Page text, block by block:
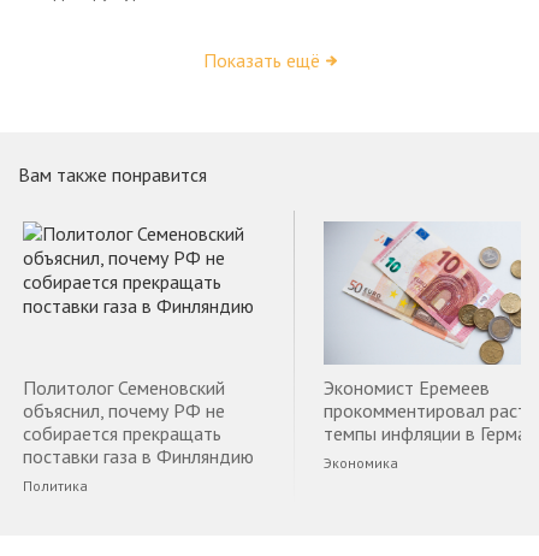
Показать ещё
Вам также понравится
Политолог Семеновский
объяснил, почему РФ не
собирается прекращать
поставки газа в Финляндию
Политика
Экономист Еремеев
прокомментировал
темпы инфляции в
Экономика